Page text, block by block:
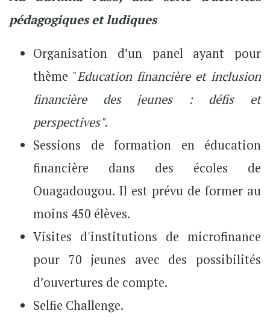
pédagogiques et ludiques
Organisation d’un panel ayant pour
thème "Education financière et inclusion
financière des jeunes : défis et
perspectives".
Sessions de formation en éducation
financière dans des écoles de
Ouagadougou. Il est prévu de former au
moins 450 élèves.
Visites d'institutions de microfinance
pour 70 jeunes avec des possibilités
d’ouvertures de compte.
Selfie Challenge.